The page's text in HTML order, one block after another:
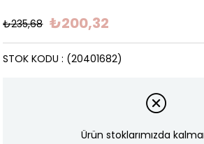
₺235,68 ₺200,32
(20401682)
STOK KODU
Ürün stoklarımızda